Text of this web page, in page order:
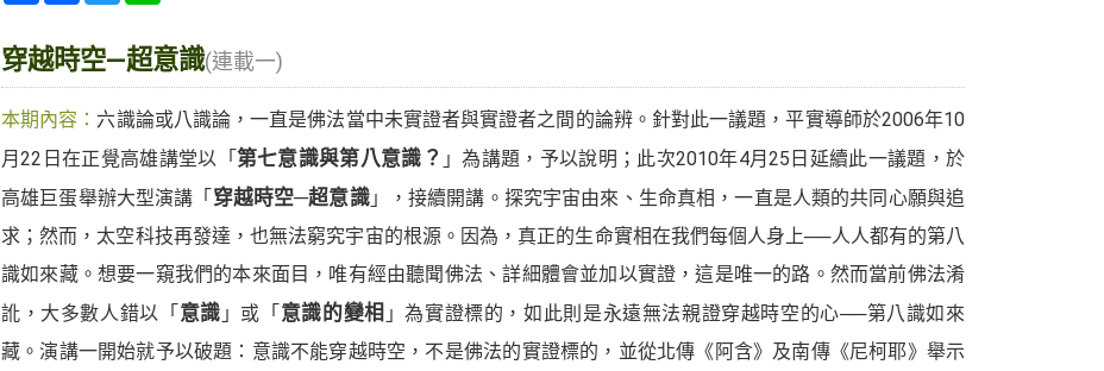
穿越時空—超意識(連載一)
本期內容： 六識論或八識論，一直是佛法當中未實證者與實證者之間的論辨。針對此一議題，平實導師於2006年10
月22日在正覺高雄講堂以「 第七意識與第八意識？ 」為講題，予以說明；此次2010年4月25日延續此一議題，於
高雄巨蛋舉辦大型演講「 穿越時空─超意識」，接續開講。探究宇宙由來、生命真相，一直是人類的共同心願與追
求；然而，太空科技再發達，也無法窮究宇宙的根源。因為，真正的生命實相在我們每個人身上──人人都有的第八
識如來藏。想要一窺我們的本來面目，唯有經由聽聞佛法、詳細體會並加以實證，這是唯一的路。然而當前佛法淆
訛，大多數人錯以「 意識 」或「 意識的變相 」為實證標的，如此則是永遠無法親證穿越時空的心──第八識如來
藏。演講一開始就予以破題：意識不能穿越時空，不是佛法的實證標的，並從北傳《阿含》及南傳《尼柯耶》舉示